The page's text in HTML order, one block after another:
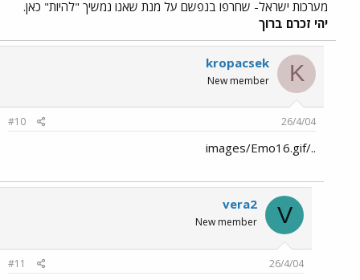
מערכות ישראל- שחרפו בנפשם על מנת שאנו נמשיך "להיות" כאן.
יהי זכרם ברוך
K
kropacsek
New member
26/4/04
#10
../images/Emo16.gif
V
vera2
New member
26/4/04
#11